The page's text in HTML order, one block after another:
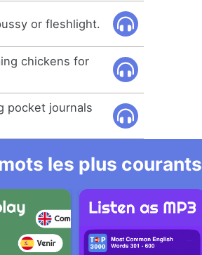
or fleshlight.
chickens for
pocket journals
les plus courants